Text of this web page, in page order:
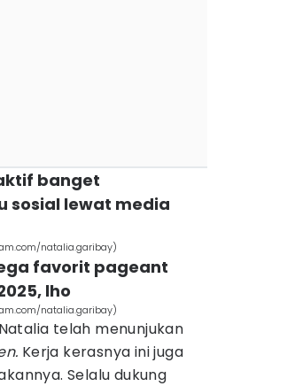
banget
sosial lewat media
natalia.garibay)
favorit pageant
lho
natalia.garibay)
telah menunjukan
Kerja kerasnya ini juga
Selalu dukung